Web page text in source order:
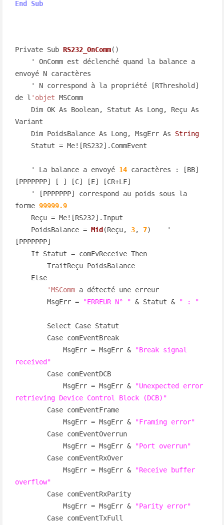
End Sub
Private Sub RS232_OnComm()
envoyé N caractères
de l 'objet MSComm
Variant
    Dim PoidsBalance As Long, MsgErr As
String
    ' La balance a envoyé
14 caractères : [BB]
[PPPPPPP] [ ] [C] [E] [CR+LF]
forme 99999.9
    PoidsBalance =
Mid(Reçu, 3, 7)    '
[PPPPPPP]
'MSComm a détecté une erreur
        MsgErr =
"ERREUR N° " & Statut & " : "
            MsgErr = MsgErr &
"Break signal
received"
            MsgErr = MsgErr &
"Unexpected error
retrieving Device Control Block (DCB)"
            MsgErr = MsgErr &
"Framing error"
            MsgErr = MsgErr &
"Port overrun"
            MsgErr = MsgErr &
"Receive buffer
overflow"
            MsgErr = MsgErr &
"Parity error"